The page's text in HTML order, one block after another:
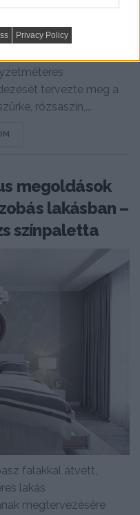
Privacy Policy
tervezte meg a
rózsaszín,...
megoldások
lakásban –
színpaletta
falakkal átvett,
lakás
megtervezésére